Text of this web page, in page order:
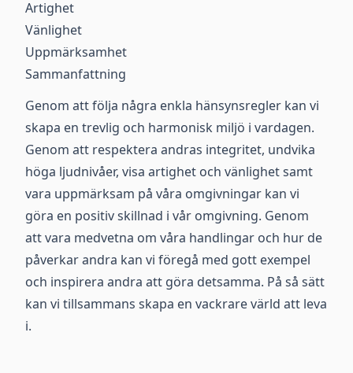
Artighet
Vänlighet
Uppmärksamhet
Sammanfattning
Genom att följa några enkla hänsynsregler kan vi
skapa en trevlig och harmonisk miljö i vardagen.
Genom att respektera andras integritet, undvika
höga ljudnivåer, visa artighet och vänlighet samt
vara uppmärksam på våra omgivningar kan vi
göra en positiv skillnad i vår omgivning. Genom
att vara medvetna om våra handlingar och hur de
påverkar andra kan vi föregå med gott exempel
och inspirera andra att göra detsamma. På så sätt
kan vi tillsammans skapa en vackrare värld att leva
i.